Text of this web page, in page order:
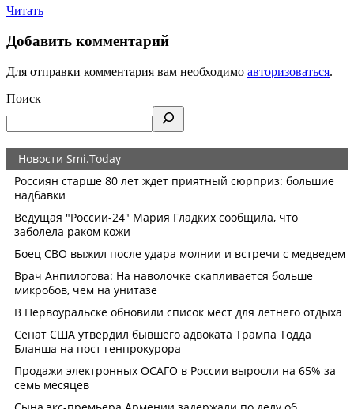
Читать
Добавить комментарий
Для отправки комментария вам необходимо авторизоваться.
Поиск